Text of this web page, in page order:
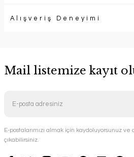
Alışveriş Deneyimi
Mail listemize kayıt
E-postalarımızı almak için kaydoluyorsunuz
çıkabilirsiniz.